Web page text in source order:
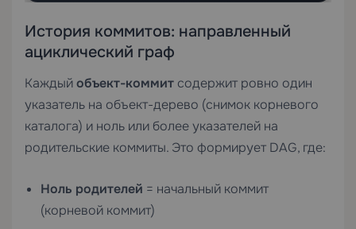
История коммитов: направленный
ациклический граф
Каждыйобъект-коммит содержит ровно один
указатель на объект-дерево (снимок корневого
каталога) и ноль или более указателей на
родительские коммиты. Это формирует DAG, где:
Ноль родителей = начальный коммит
(корневой коммит)